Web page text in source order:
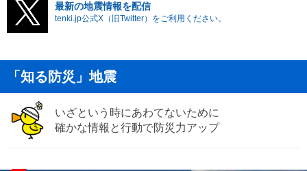
最新の地震情報を配信
tenki.jp公式X（旧Twitter）をご利用ください。
「知る防災」地震
いざという時にあわてないために
確かな情報と行動で防災力アップ